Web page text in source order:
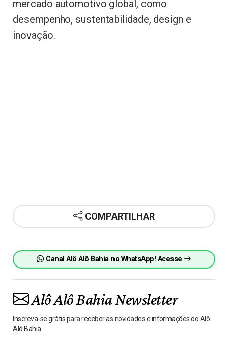
mercado automotivo global, como
desempenho, sustentabilidade, design e
inovação.
COMPARTILHAR
Canal Alô Alô Bahia no WhatsApp! Acesse
Alô Alô Bahia Newsletter
Inscreva-se grátis para receber as novidades e informações do Alô
Alô Bahia